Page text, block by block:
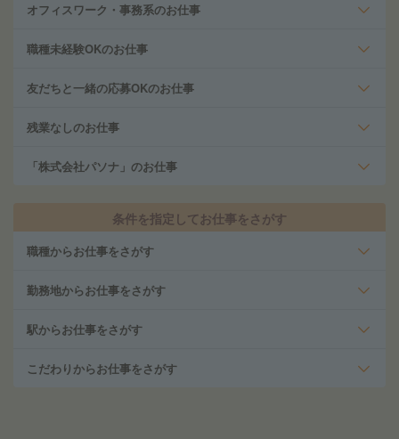
オフィスワーク・事務系のお仕事
職種未経験OKのお仕事
友だちと一緒の応募OKのお仕事
残業なしのお仕事
「株式会社パソナ」のお仕事
条件を指定してお仕事をさがす
職種からお仕事をさがす
勤務地からお仕事をさがす
駅からお仕事をさがす
こだわりからお仕事をさがす